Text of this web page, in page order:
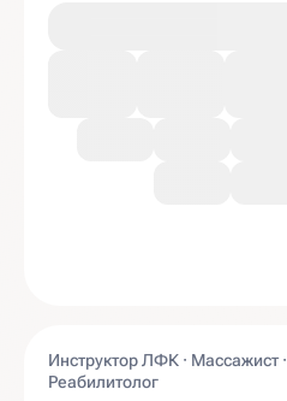
Инструктор ЛФК · Массажист ·
Реабилитолог